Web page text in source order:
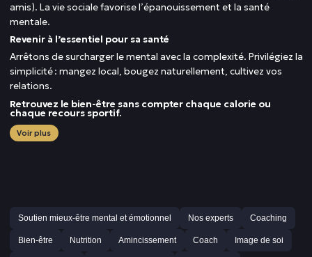
amis). La vie sociale favorise l’épanouissement et la santé
mentale.
Revenir à l’essentiel pour sa santé
Arrêtons de surcharger le mental avec la complexité. Privilégiez la
simplicité : mangez local, bougez naturellement, cultivez vos
relations.
Retrouvez le bien-être sans compter chaque calorie ou
chaque recours sportif.
Voir plus
Soutien mieux-être mental et émotionnel Nos experts Coaching
Bien-être Nutrition Amincissement Coach Image de soi